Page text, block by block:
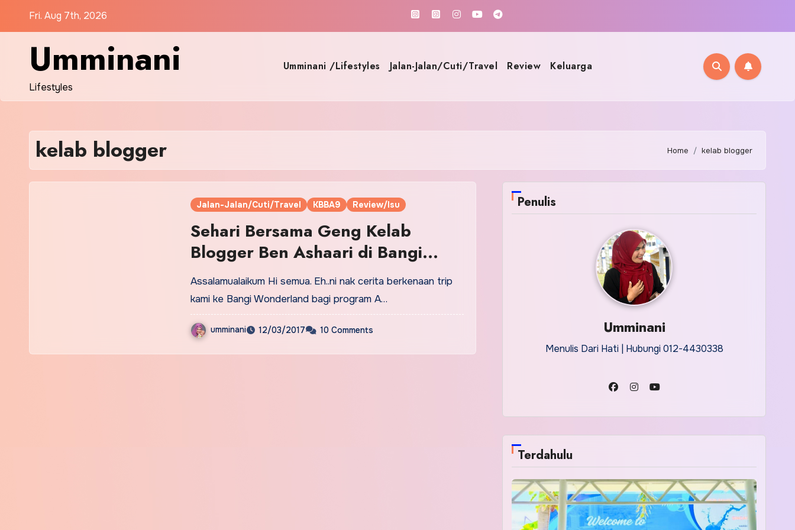
Fri. Aug 7th, 2026
Umminani
Lifestyles
Umminani /Lifestyles Jalan-Jalan/Cuti/Travel Review Keluarga
kelab blogger Home kelab blogger
Jalan-Jalan/Cuti/Travel KBBA9 Review/Isu
Sehari Bersama Geng Kelab
Blogger Ben Ashaari di Bangi
Wonderland
Assalamualaikum Hi semua. Eh..ni nak cerita berkenaan trip
kami ke Bangi Wonderland bagi program A…
umminani 12/03/2017 10 Comments
Penulis
Umminani
Menulis Dari Hati | Hubungi 012-4430338
Terdahulu